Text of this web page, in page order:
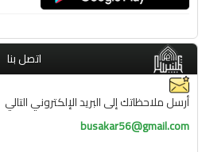
اتصل بنا
أرسل ملاحظاتك إلى البريد الإلكتروني التالي
busakar56@gmail.com